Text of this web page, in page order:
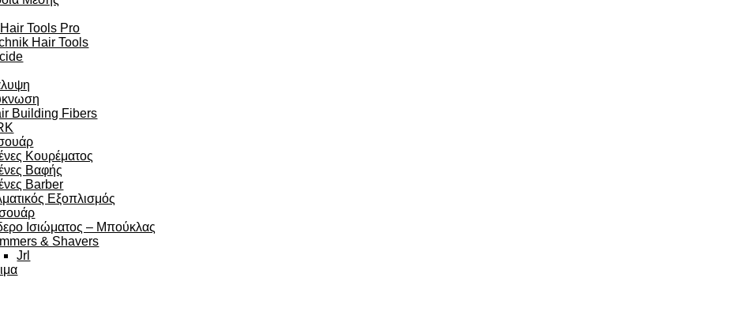
Tools Pro
Hair Tools
Building Fibers
Κουρέματος
Βαφής
Barber
Εξοπλισμός
Ισιώματος – Μπούκλας
& Shavers
Jrl